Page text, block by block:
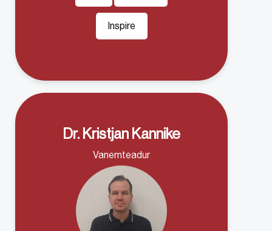
Inspire
Dr. Kristjan Kannike
Vanemteadur